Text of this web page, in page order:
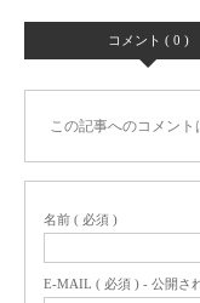
コメント ( 0 )
この記事へのコメント
名前 ( 必須 )
E-MAIL ( 必須 ) - 公開さ